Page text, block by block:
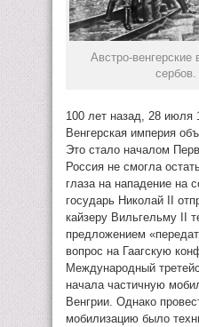
Австро-
сербов.
100 лет назад, 28 июля
Венгерская империя
Это стало началом
Россия не смогла
глаза на нападение на
государь Николай II
кайзеру Вильгельму II
предложением
вопрос на Гаагскую
Международный
начала частичную
Венгрии. Однако
мобилизацию было